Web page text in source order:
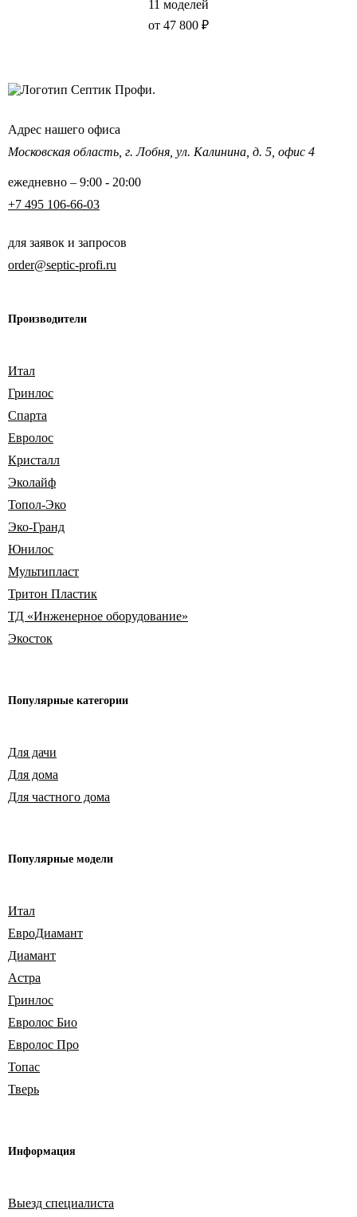
11 моделей
от 47 800 ₽
Адрес нашего офиса
Московская область, г. Лобня, ул. Калинина, д. 5, офис 4
ежедневно – 9:00 - 20:00
+7 495 106-66-03
для заявок и запросов
order@septic-profi.ru
Производители
Итал
Гринлос
Спарта
Евролос
Кристалл
Эколайф
Топол-Эко
Эко-Гранд
Юнилос
Мультипласт
Тритон Пластик
ТД «Инженерное оборудование»
Экосток
Популярные категории
Для дачи
Для дома
Для частного дома
Популярные модели
Итал
ЕвроДиамант
Диамант
Астра
Гринлос
Евролос Био
Евролос Про
Топас
Тверь
Информация
Выезд специалиста